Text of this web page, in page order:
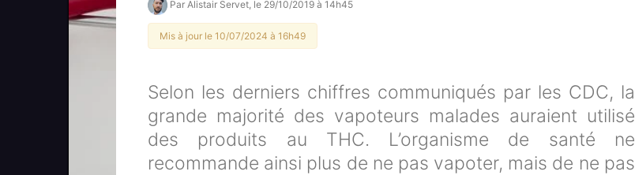
Par Alistair Servet , le 29/10/2019 à 14h45
Mis à jour le 10/07/2024 à 16h49
Selon les derniers chiffres communiqués par les CDC, la
grande majorité des vapoteurs malades auraient utilisé
des produits au THC. L’organisme de santé ne
recommande ainsi plus de ne pas vapoter, mais de ne pas